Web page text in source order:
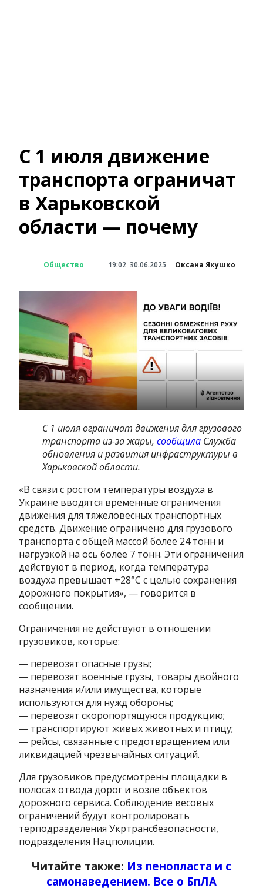
С 1 июля движение
транспорта ограничат
в Харьковской
области — почему
Общество 19:02 30.06.2025 Оксана Якушко
С 1 июля ограничат движения для грузового
транспорта из-за жары,сообщила Служба
обновления и развития инфраструктуры в
Харьковской области.
«В связи с ростом температуры воздуха в
Украине вводятся временные ограничения
движения для тяжеловесных транспортных
средств. Движение ограничено для грузового
транспорта с общей массой более 24 тонн и
нагрузкой на ось более 7 тонн. Эти ограничения
действуют в период, когда температура
воздуха превышает +28°C с целью сохранения
дорожного покрытия», — говорится в
сообщении.
Ограничения не действуют в отношении
грузовиков, которые:
— перевозят опасные грузы;
— перевозят военные грузы, товары двойного
назначения и/или имущества, которые
используются для нужд обороны;
— перевозят скоропортящуюся продукцию;
— транспортируют живых животных и птицу;
— рейсы, связанные с предотвращением или
ликвидацией чрезвычайных ситуаций.
Для грузовиков предусмотрены площадки в
полосах отвода дорог и возле объектов
дорожного сервиса. Соблюдение весовых
ограничений будут контролировать
терподразделения Укртрансбезопасности,
подразделения Нацполиции.
Читайте также: Из пенопласта и с
самонаведением. Все о БпЛА